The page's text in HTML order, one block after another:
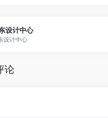
设计中心
设计中心
论